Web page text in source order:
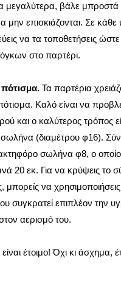
μεγαλύτερα, βάλε μπροστά
μην επισκιάζονται. Σε
να τα τοποθετήσεις
στο παρτέρι.
Τα παρτέρια
Καλό είναι να
και ο καλύτερος τρόπος
σωλήνα (διαμέτρου φ16).
σωλήνα φ8, ο
20 εκ. Για να κρύψεις το
μπορείς να
συγκρατεί επιπλέον την
αερισμό του.
έτοιμο! Όχι κι άσχημα,